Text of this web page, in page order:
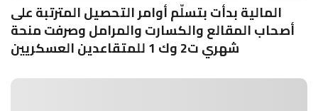
المالية بدأت بتسلّم أوامر التحصيل المترتبة على
أصحاب المقالع والكسارت والمرامل وصرفت منحة
شهري ت2 وك 1 للمتقاعدين العسكريين